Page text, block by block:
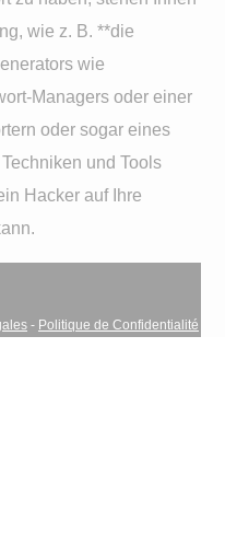
wie z. B. **die
wie
Managers oder einer
oder sogar eines
und Tools
Hacker auf Ihre
- Politique de Confidentialité